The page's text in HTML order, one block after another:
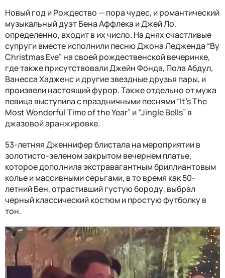
Новый год и Рождество —пора чудес, и романтический
музыкальный дуэт Бена Аффлека и Джей Ло,
определенно, входит в их число. На днях счастливые
супруги вместе исполнили песню Джона Ледженда “By
Christmas Eve” на своей рождественской вечеринке,
где также присутствовали Джейн Фонда, Пола Абдул,
Ванесса Хадженс и другие звездные друзья пары, и
произвели настоящий фурор. Также отдельно от мужа
певица выступила с праздничными песнями “It's The
Most Wonderful Time of the Year” и “Jingle Bells” в
джазовой аранжировке.
53-летняя Дженнифер блистала на мероприятии в
золотисто-зеленом закрытом вечернем платье,
которое дополнила экстравагантным бриллиантовым
колье и массивными серьгами, в то время как 50-
летний Бен, отрастивший густую бороду, выбрал
черный классический костюм и простую футболку в
тон.